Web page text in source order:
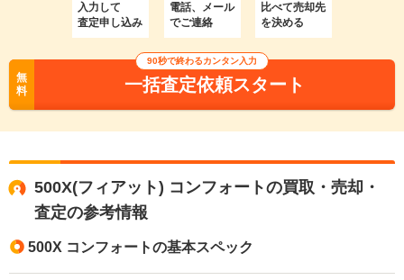
入力して
査定申し込み
電話、メール
でご連絡
比べて売却先
を決める
無
料
90秒で終わるカンタン入力
一括査定依頼スタート
500X(フィアット) コンフォートの買取・売却・
査定の参考情報
500X コンフォートの基本スペック